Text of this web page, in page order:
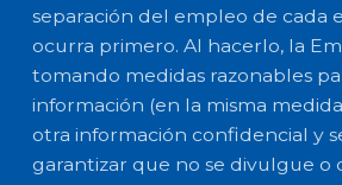
separación del empleo de cada
ocurra primero. Al hacerlo, la
tomando medidas razonables
información (en la misma
otra información confidencial y
garantizar que no se divulgue o